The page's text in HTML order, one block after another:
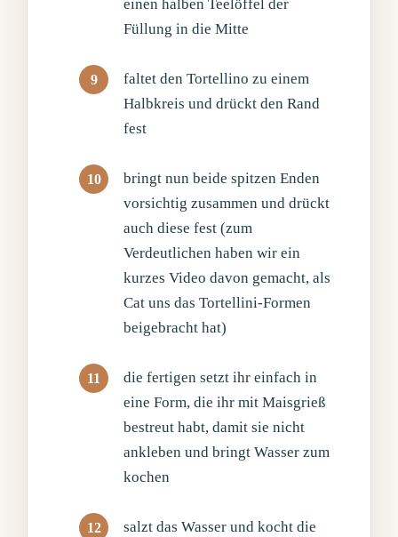
einen halben Teelöffel der
Füllung in die Mitte
faltet den Tortellino zu einem
Halbkreis und drückt den Rand
fest
bringt nun beide spitzen Enden
vorsichtig zusammen und drückt
auch diese fest (zum
Verdeutlichen haben wir ein
kurzes Video davon gemacht, als
Cat uns das Tortellini-Formen
beigebracht hat)
die fertigen setzt ihr einfach in
eine Form, die ihr mit Maisgrieß
bestreut habt, damit sie nicht
ankleben und bringt Wasser zum
kochen
salzt das Wasser und kocht die